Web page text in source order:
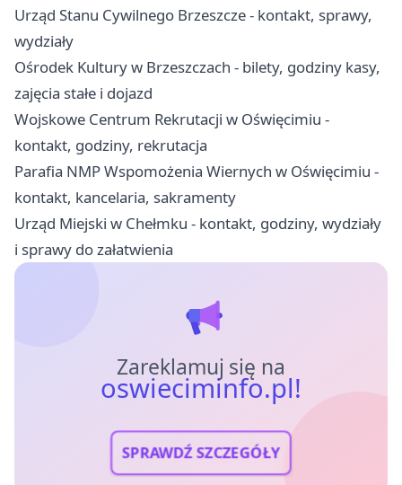
Urząd Stanu Cywilnego Brzeszcze - kontakt, sprawy,
wydziały
Ośrodek Kultury w Brzeszczach - bilety, godziny kasy,
zajęcia stałe i dojazd
Wojskowe Centrum Rekrutacji w Oświęcimiu -
kontakt, godziny, rekrutacja
Parafia NMP Wspomożenia Wiernych w Oświęcimiu -
kontakt, kancelaria, sakramenty
Urząd Miejski w Chełmku - kontakt, godziny, wydziały
i sprawy do załatwienia
Zareklamuj się na
oswieciminfo.pl!
SPRAWDŹ SZCZEGÓŁY